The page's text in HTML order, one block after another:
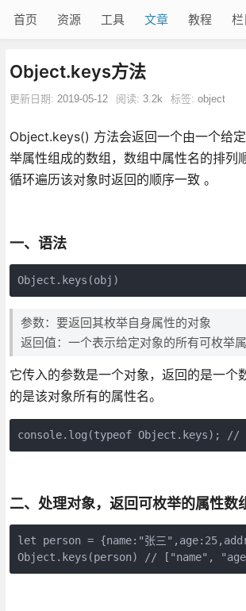
首页 资源 工具 文章 教程 栏
Object.keys方法
更新日期: 2019-05-12 阅读: 3.2k 标签: object
Object.keys() 方法会返回一个由一个给
举属性组成的数组，数组中属性名的排列
循环遍历该对象时返回的顺序一致 。
一、语法
Object.keys(obj)
参数：要返回其枚举自身属性的对象
返回值：一个表示给定对象的所有可枚举
它传入的参数是一个对象，返回的是一个
的是该对象所有的属性名。
console.log(typeof Object.keys); //
二、处理对象，返回可枚举的属性数
let person = {name:"张三
Object.keys(person) // ["name",